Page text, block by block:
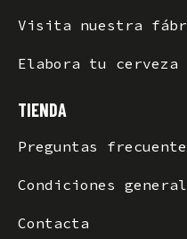
Visita nuestra
Elabora tu cerveza
TIENDA
Preguntas
Condiciones
Contacta